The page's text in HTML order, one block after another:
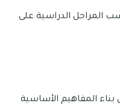
المراحل الدراسية على
بناء المفاهيم الأساسية